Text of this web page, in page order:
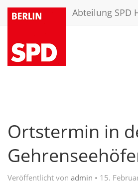
Abteilung SPD
Ortstermin in
Veröffentlicht von admin • 15.